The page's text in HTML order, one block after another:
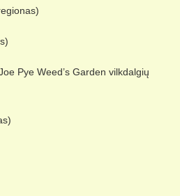
Pye Weed’s Garden vilkdalgių